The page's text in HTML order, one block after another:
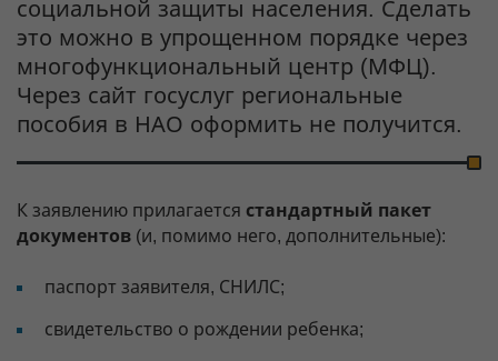
социальной защиты населения. Сделать
это можно в упрощенном порядке через
многофункциональный центр (МФЦ).
Через сайт госуслуг региональные
пособия в НАО оформить не получится.
К заявлению прилагается стандартный пакет
документов (и, помимо него, дополнительные):
паспорт заявителя, СНИЛС;
свидетельство о рождении ребенка;